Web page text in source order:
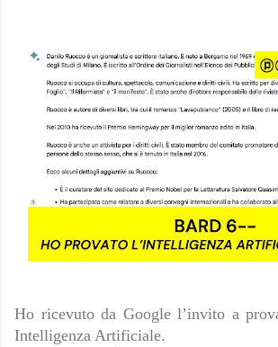
Ho ricevuto da Google l’invito a
Intelligenza Artificiale.